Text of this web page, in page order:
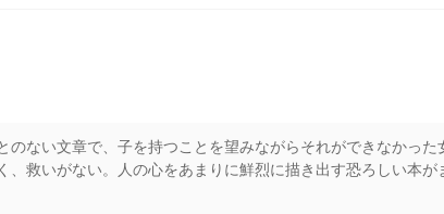
のない文章で、子を持つことを望みながらそれができなかっ
救いがない。人の心をあまりに鮮烈に描き出す恐ろしい本が